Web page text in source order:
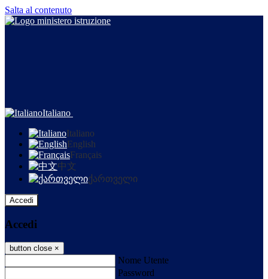
Salta al contenuto
Italiano
Italiano
English
Français
中文
ქართველი
Accedi
Accedi
button close ×
Nome Utente
Password